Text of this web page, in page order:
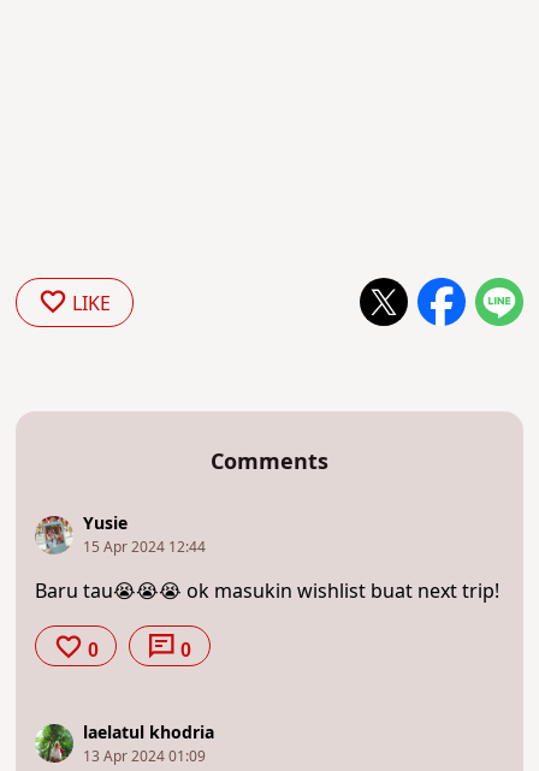
LIKE
Comments
Yusie
15 Apr 2024 12:44
Baru tau😭😭😭 ok masukin wishlist buat next trip!
0 0
laelatul khodria
13 Apr 2024 01:09